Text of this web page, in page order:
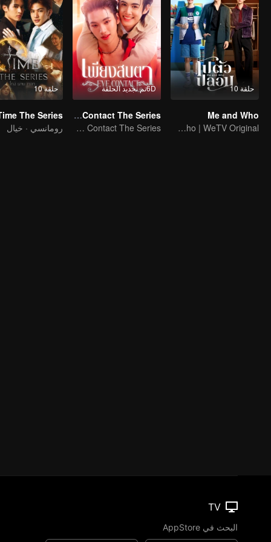
حلقة 10
Me and Who
Me and Who | WeTV Original
6Dتم تجديد الحلقة
Eye Contact The Series
Eye Contact The Series
حلقة 10
The Series
رومانسي · خيال
TV
البحث في AppStore